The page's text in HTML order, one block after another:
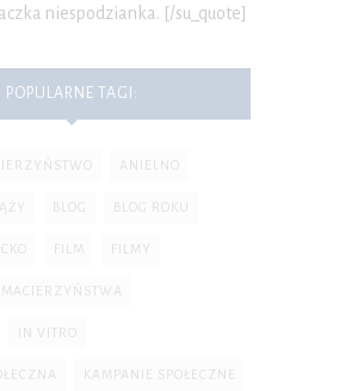
niespodzianka. [/su_quote]
POPULARNE TAGI:
ANIELNO
BLOG BLOG ROKU
FILM FILMY
MACIERZYŃSTWA
IN VITRO
KAMPANIE SPOŁECZNE